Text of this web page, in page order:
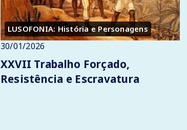
LUSOFONIA: História e Personagens
30/01/2026
XXVII Trabalho Forçado,
Resistência e Escravatura